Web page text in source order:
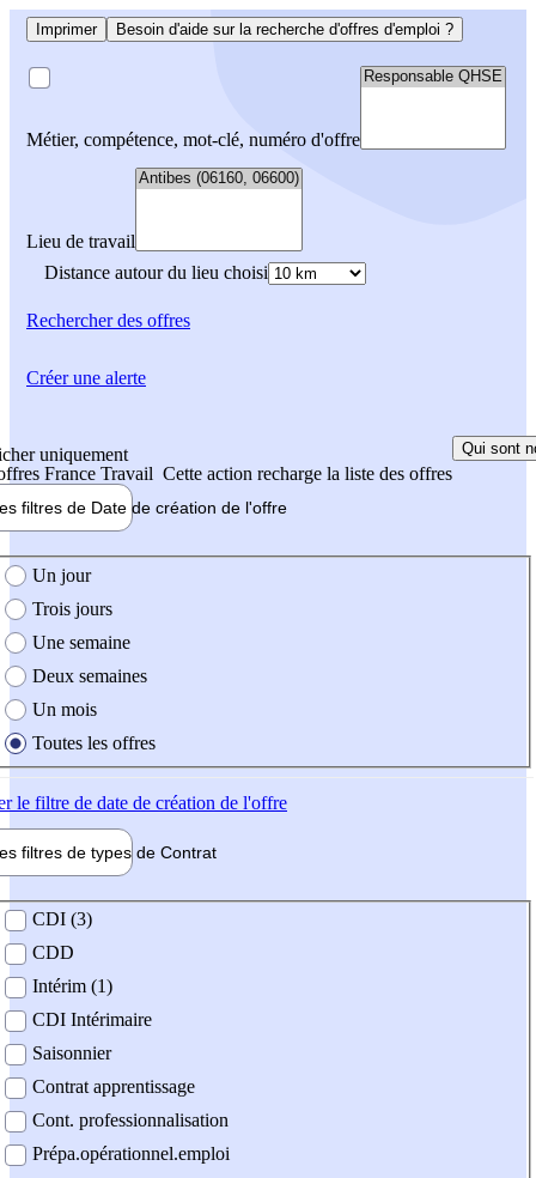
Imprimer Besoin d'aide sur la recherche d'offres d'emploi ?
Métier, compétence, mot-clé, numéro d'offre
Lieu de travail
Distance autour du lieu choisi
Rechercherdes offres
uniquement
France Travail Cette action recharge la liste des offres
Qui sont
filtres de Date de création de l'offre
création de l'offre
Un jour
Trois jours
Une semaine
Deux semaines
Un mois
Toutes les offres
le filtre de date de création de l'offre
filtres de types de Contrat
contrat
CDI (3)
CDD
Intérim (1)
CDI Intérimaire
Saisonnier
Contrat apprentissage
Cont. professionnalisation
Prépa.opérationnel.emploi
Créer une alerte